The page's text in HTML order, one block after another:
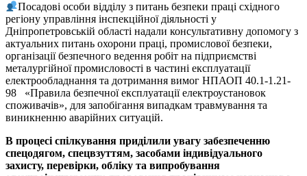
Посадові особи відділу з питань безпеки праці східного
регіону управління інспекційної діяльності у
Дніпропетровській області надали консультативну допомогу з
актуальних питань охорони праці, промислової безпеки,
організації безпечного ведення робіт на підприємстві
металургійної промисловості в частині експлуатації
електрообладнання та дотримання вимог НПАОП 40.1-1.21-
98 «Правила безпечної експлуатації електроустановок
споживачів», для запобігання випадкам травмування та
виникненню аварійних ситуацій.
В процесі спілкування приділили увагу забезпеченню
спецодягом, спецвзуттям, засобами індивідуального
захисту, перевірки, обліку та випробування